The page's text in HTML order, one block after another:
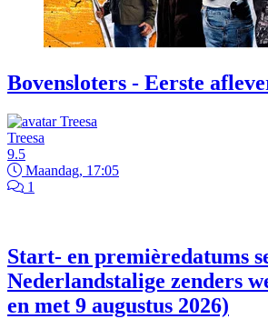
Bovensloters - Eerste
Treesa
9.5
Maandag, 17:05
1
Start- en premièredatums
Nederlandstalige zenders
en met 9 augustus 2026)